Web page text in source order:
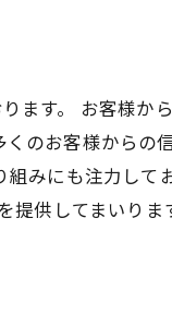
ます。 お客様か
のお客様からの
みにも注力して
提供してまいり